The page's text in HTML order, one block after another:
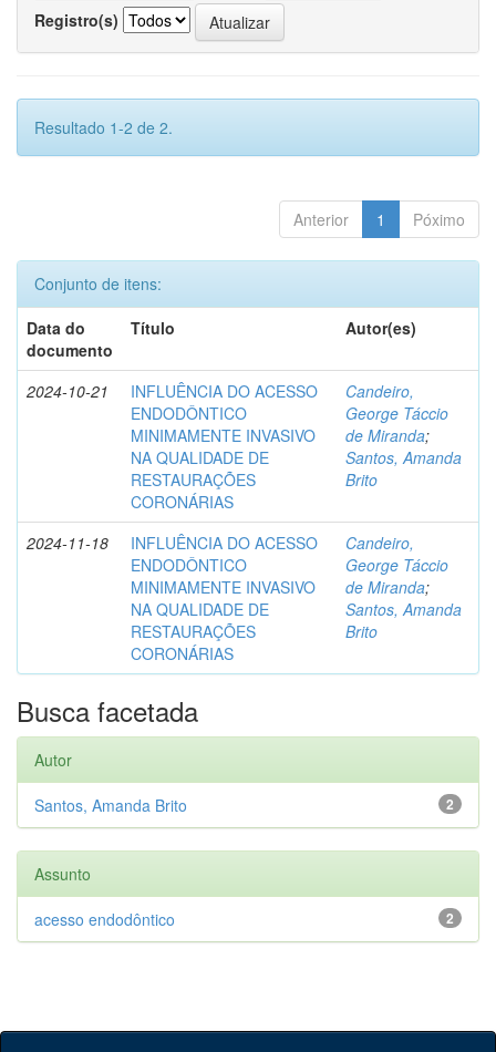
Registro(s)
Resultado 1-2 de 2.
Anterior 1 Póximo
Conjunto de itens:
Data do
documento
Título Autor(es)
2024-10-21
INFLUÊNCIA DO ACESSO
ENDODÔNTICO
MINIMAMENTE INVASIVO
NA QUALIDADE DE
RESTAURAÇÕES
CORONÁRIAS
Candeiro,
George Táccio
de Miranda;
Santos, Amanda
Brito
2024-11-18
INFLUÊNCIA DO ACESSO
ENDODÔNTICO
MINIMAMENTE INVASIVO
NA QUALIDADE DE
RESTAURAÇÕES
CORONÁRIAS
Candeiro,
George Táccio
de Miranda;
Santos, Amanda
Brito
Busca facetada
Autor
2
Santos, Amanda Brito
Assunto
2
acesso endodôntico